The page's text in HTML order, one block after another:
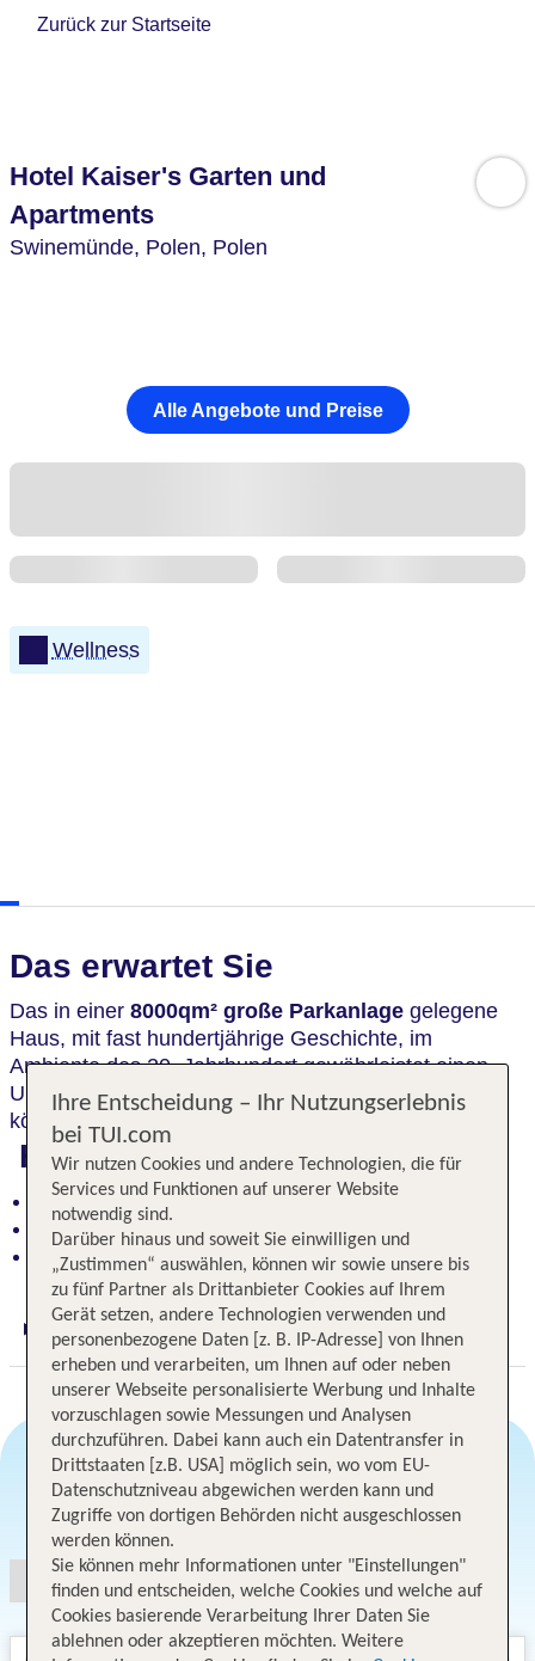
Zurück zur Startseite
Hotel Kaiser's Garten und
Apartments
Swinemünde, Polen, Polen
Alle Angebote und Preise
Wellness
Das erwartet Sie
Das in einer 8000qm² große Parkanlage gelegene
Haus, mit fast hundertjährige Geschichte, im
Ambiente des 20. Jahrhundert gewährleistet einen
Urlaub inRuhe und Stille . In der SPA- Einrichtung
können Sie sich ausgiebig erholen und entspannen.
Highlights
Historisches Ambiente aus dem 20. Jahrhundert
Großzügige Parkanlage für Ruhe und Erholung
Spa-Bereich zum Entspannen und Auftanken
Digitaler und telefonischer 24/7 TUI Service
Angebotsauswahl
Ihre Entscheidung – Ihr Nutzungserlebnis
bei TUI.com
Wir nutzen Cookies und andere Technologien, die für
Services und Funktionen auf unserer Website
notwendig sind.
Darüber hinaus und soweit Sie einwilligen und
„Zustimmen“ auswählen, können wir sowie unsere bis
zu fünf Partner als Drittanbieter Cookies auf Ihrem
Gerät setzen, andere Technologien verwenden und
personenbezogene Daten [z. B. IP-Adresse] von Ihnen
erheben und verarbeiten, um Ihnen auf oder neben
unserer Webseite personalisierte Werbung und Inhalte
vorzuschlagen sowie Messungen und Analysen
durchzuführen. Dabei kann auch ein Datentransfer in
Drittstaaten [z.B. USA] möglich sein, wo vom EU-
Datenschutzniveau abgewichen werden kann und
Zugriffe von dortigen Behörden nicht ausgeschlossen
werden können.
Sie können mehr Informationen unter "Einstellungen"
finden und entscheiden, welche Cookies und welche auf
Cookies basierende Verarbeitung Ihrer Daten Sie
ablehnen oder akzeptieren möchten. Weitere